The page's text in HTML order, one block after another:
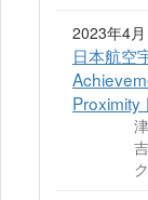
2023年4月
日本航空
Proximity